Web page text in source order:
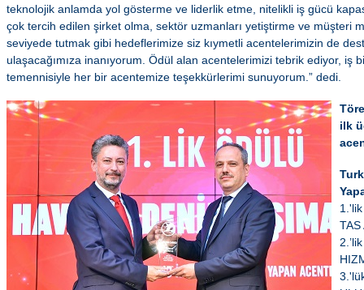
teknolojik anlamda yol gösterme ve liderlik etme, nitelikli iş gücü
çok tercih edilen şirket olma, sektör uzmanları yetiştirme ve müşteri
seviyede tutmak gibi hedeflerimize siz kıymetli acentelerimizin de
ulaşacağımıza inanıyorum. Ödül alan acentelerimizi tebrik ediyor, iş
temennisiyle her bir acentemize teşekkürlerimi sunuyorum.” dedi.
ilk